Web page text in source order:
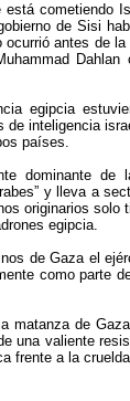
cometiendo
de Sisi
antes de
egipcia
inteligencia
países.
dominante
y lleva a
originarios solo
egipcia.
de Gaza el
como parte
matanza de
una valiente
frente a la